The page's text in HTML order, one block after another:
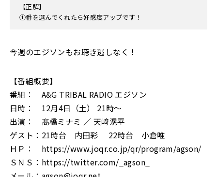
【正解】
①番を選んでくれたら好感度アップです！
今週のエジソンもお聴き逃しなく！
【番組概要】
番組： A&G TRIBAL RADIO エジソン
日時： 12月4日（土） 21時～
出演： 髙橋ミナミ ／ 天﨑滉平
ゲスト：21時台 内田彩 22時台 小倉唯
ＨＰ： https://www.joqr.co.jp/qr/program/agson/
ＳＮＳ：https://twitter.com/_agson_